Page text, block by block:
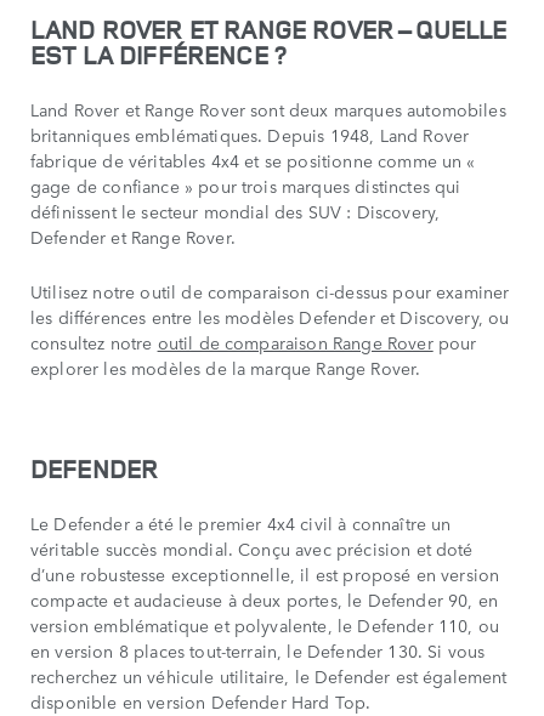
LAND ROVER ET RANGE ROVER – QUELLE
EST LA DIFFÉRENCE ?
Land Rover et Range Rover sont deux marques automobiles
britanniques emblématiques. Depuis 1948, Land Rover
fabrique de véritables 4x4 et se positionne comme un «
gage de confiance » pour trois marques distinctes qui
définissent le secteur mondial des SUV : Discovery,
Defender et Range Rover.
Utilisez notre outil de comparaison ci-dessus pour examiner
les différences entre les modèles Defender et Discovery, ou
consultez notre outil de comparaison Range Roverpour
explorer les modèles de la marque Range Rover.
DEFENDER
Le Defender a été le premier 4x4 civil à connaître un
véritable succès mondial. Conçu avec précision et doté
d’une robustesse exceptionnelle, il est proposé en version
compacte et audacieuse à deux portes, le Defender 90, en
version emblématique et polyvalente, le Defender 110, ou
en version 8 places tout-terrain, le Defender 130. Si vous
recherchez un véhicule utilitaire, le Defender est également
disponible en version Defender Hard Top.